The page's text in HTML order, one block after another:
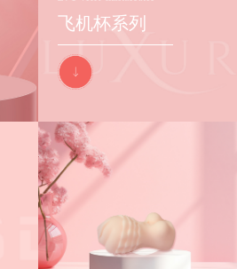
飞机杯系列